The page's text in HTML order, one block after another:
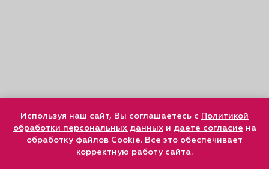
Используя наш сайт, Вы соглашаетесь с Политикой
обработки персональных данныхи даете согласие на
обработку файлов Cookie. Все это обеспечивает
корректную работу сайта.